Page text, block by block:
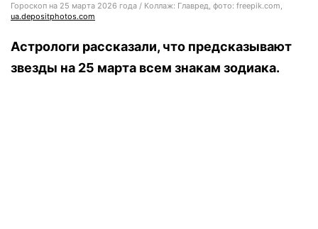
Гороскоп на 25 марта 2026 года / Коллаж: Главред, фото: freepik.com,
ua.depositphotos.com
Астрологи рассказали, что предсказывают
звезды на 25 марта всем знакам зодиака.